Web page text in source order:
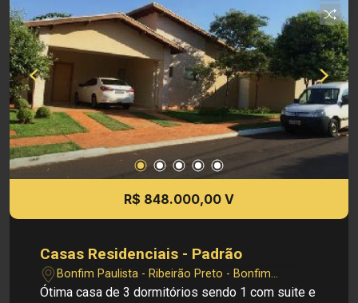
R$ 848.000,00 V
Casas Residenciais - Padrão
Bonfim Paulista - Ribeirão Preto - Bonfim
Paulista/SP
Ótima casa de 3 dormitórios sendo 1 com suite e